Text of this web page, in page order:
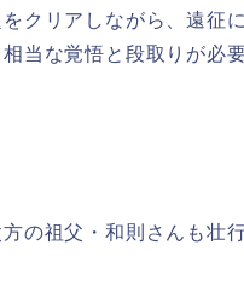
クリアしながら、遠征
当な覚悟と段取りが必
の祖父・和則さんも壮